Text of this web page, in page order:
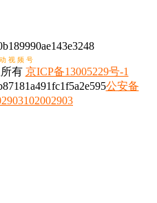
视 频 号
有 京ICP备13005229号-1
公安备